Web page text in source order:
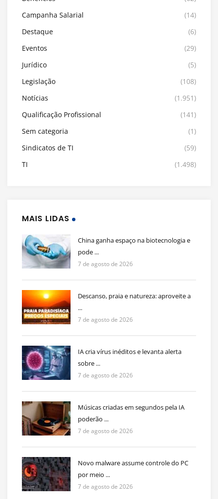
Campanha Salarial
(14)
Destaque
(6)
Eventos
(29)
Jurídico
(5)
Legislação
(108)
Notícias
(1.951)
Qualificação Profissional
(141)
Sem categoria
(1)
Sindicatos de TI
(59)
TI
(1.498)
MAIS LIDAS
China ganha espaço na biotecnologia e
pode ...
7 de agosto de 2026
Descanso, praia e natureza: aproveite a
...
7 de agosto de 2026
IA cria vírus inéditos e levanta alerta
sobre ...
7 de agosto de 2026
Músicas criadas em segundos pela IA
poderão ...
7 de agosto de 2026
Novo malware assume controle do PC
por meio ...
7 de agosto de 2026